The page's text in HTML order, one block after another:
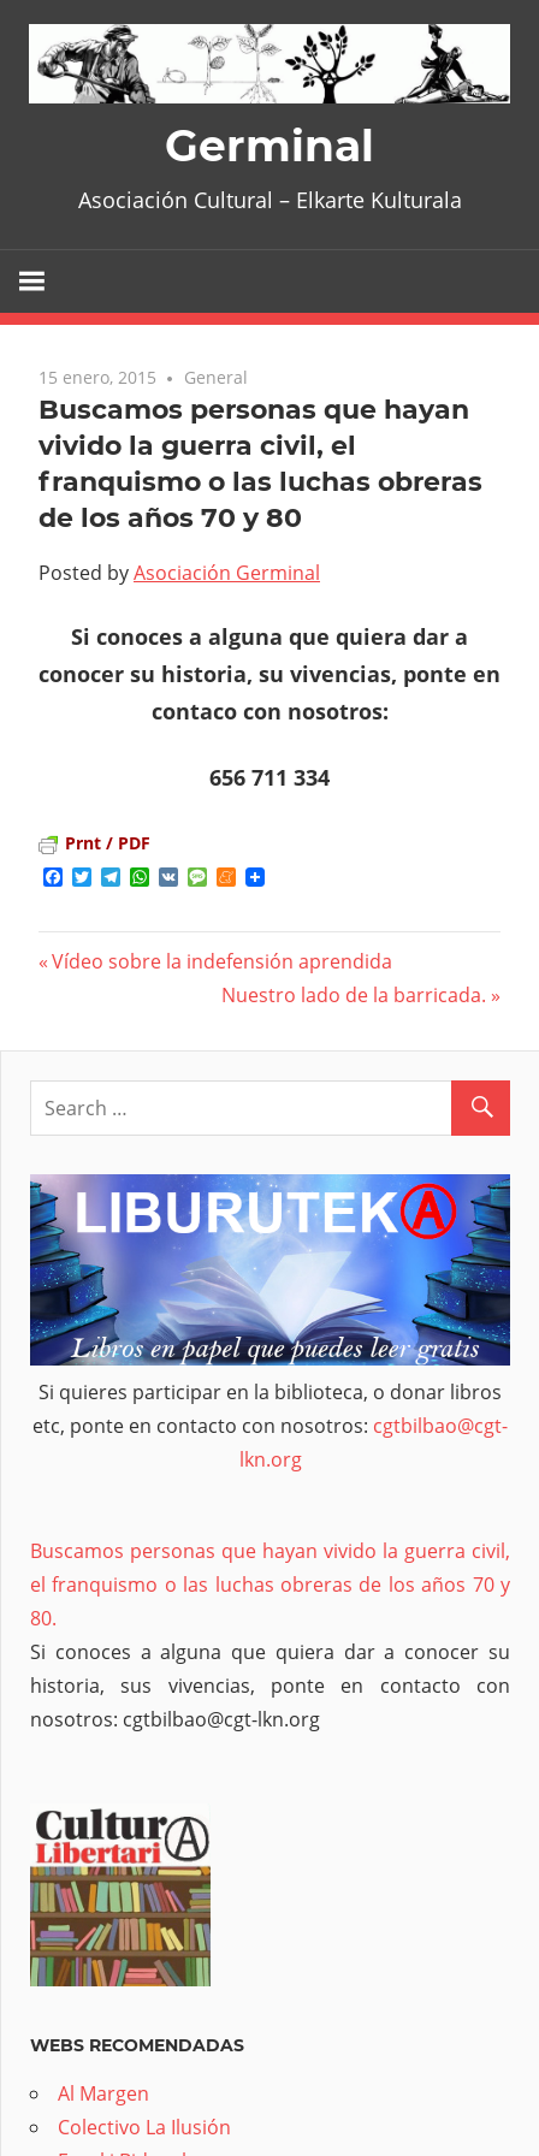
content
Germinal
Asociación Cultural – Elkarte Kulturala
15 enero, 2015 General
Buscamos personas que hayan
vivido la guerra civil, el
franquismo o las luchas obreras
de los años 70 y 80
Posted byAsociación Germinal
Si conoces a alguna que quiera dar a
conocer su historia, su vivencias, ponte en
contaco con nosotros:
656 711 334
Prnt / PDF
Facebook
TwitterTelegram
WhatsApp
VK MessageMeneame
Navegación
de
entradas
Previous
Vídeo sobre la indefensión aprendida
Next
Nuestro lado de la barricada.
Si quieres participar en la biblioteca, o donar libros
etc, ponte en contacto con nosotros: cgtbilbao@cgt-
lkn.org
Buscamos personas que hayan vivido la guerra civil,
el franquismo o las luchas obreras de los años 70 y
80.
Si conoces a alguna que quiera dar a conocer su
historia, sus vivencias, ponte en contacto con
nosotros: cgtbilbao@cgt-lkn.org
WEBS RECOMENDADAS
Al Margen
Colectivo La Ilusión